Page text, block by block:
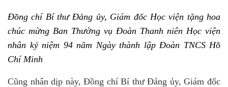
Đồng chí Bí thư Đảng ủy, Giám đốc Học viện tặng hoa
chúc mừng Ban Thường vụ Đoàn Thanh niên Học viện
nhân kỷ niệm 94 năm Ngày thành lập Đoàn TNCS Hồ
Chí Minh
Cũng nhân dịp này, Đồng chí Bí thư Đảng ủy, Giám đốc